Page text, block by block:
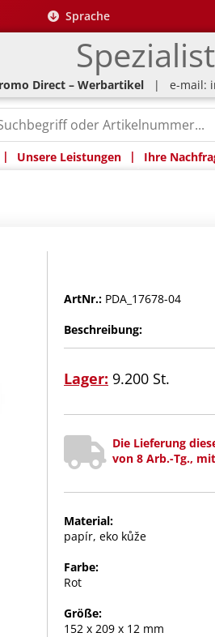
Sprache
Direct – Werbartikel | e-mail:
| Unsere Leistungen | Ihre
ArtNr.: PDA_17678-04
Beschreibung:
Lager: 9.200 St.
Die Lieferung
von 8 Arb.-Tg.,
Material:
papír, eko kůže
Farbe:
Rot
Größe:
152 x 209 x 12 mm